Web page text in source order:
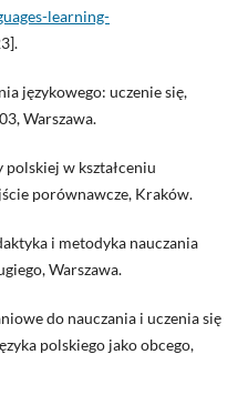
learning-
językowego: uczenie się,
Warszawa.
w kształceniu
porównawcze, Kraków.
i metodyka nauczania
Warszawa.
do nauczania i uczenia się
polskiego jako obcego,